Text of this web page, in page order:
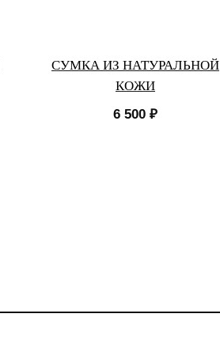
СУМКА ИЗ НАТУРАЛЬНОЙ
КОЖИ
6 500 ₽